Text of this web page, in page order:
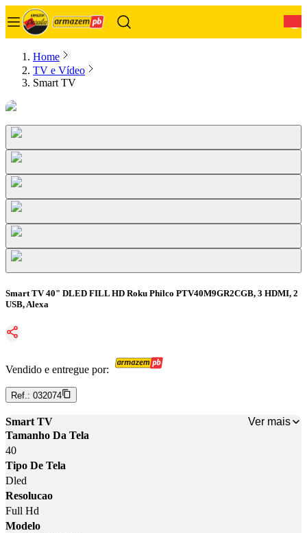
Home
TV e Vídeo
Smart TV
Smart TV 40" DLED FILL HD Roku Philco PTV40M9GR2CGB, 3 HDMI, 2
USB, Alexa
Vendido e entregue por:
Ref.: 032074
Smart TV
Ver mais
Tamanho Da Tela
40
Tipo De Tela
Dled
Resolucao
Full Hd
Modelo